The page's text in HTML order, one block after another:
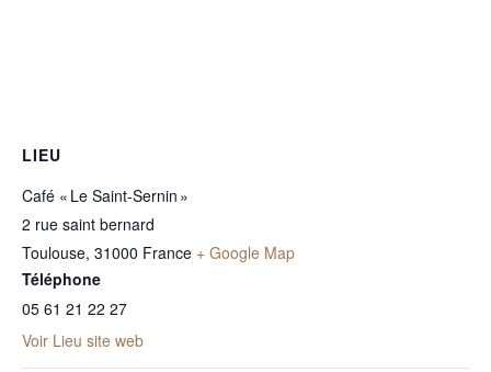
LIEU
Café « Le Saint-Sernin »
2 rue saint bernard
Toulouse, 31000 France + Google Map
Téléphone
05 61 21 22 27
Voir Lieu site web